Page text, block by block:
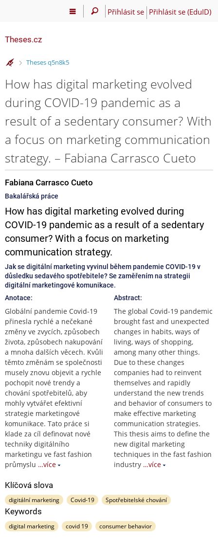
Přihlásit se Přihlásit se (EduID)
Theses.cz
>
Theses q5n8k5
How has digital marketing evolved
during COVID-19 pandemic as a
result of a sedentary consumer? With
a focus on marketing communication
strategy. – Fabiana Carrasco Cueto
Fabiana Carrasco Cueto
Bakalářská práce
How has digital marketing evolved during
COVID-19 pandemic as a result of a sedentary
consumer? With a focus on marketing
communication strategy.
Jak se digitální marketing vyvinul během pandemie COVID-19 v
důsledku sedavého spotřebitele? Se zaměřením na strategii
digitální marketingové komunikace.
Anotace:
Globální pandemie Covid-19
přinesla rychlé a nečekané
změny ve zvycích, způsobech
života, způsobech nakupování
a mnoha dalších věcech. Kvůli
těmto změnám se společnosti
musely znovu objevit a rychle
pochopit nové trendy a
chování spotřebitelů, aby
mohly vytvářet efektivní
strategie marketingové
komunikace. Tato práce si
klade za cíl definovat nové
techniky digitálního
marketingu ve fast fashion
průmyslu …více
Abstract:
The global Covid-19 pandemic
brought fast and unexpected
changes in habits, ways of
living, ways of shopping,
among many other things.
Due to these changes
companies had to reinvent
themselves and rapidly
understand the new trends
and behavior of consumers to
make effective marketing
communication strategies.
This thesis aims to define the
new digital marketing
techniques in the fast fashion
industry …více
Klíčová slova
digitální marketing Covid-19 Spotřebitelské chování
Keywords
digital marketing covid 19 consumer behavior